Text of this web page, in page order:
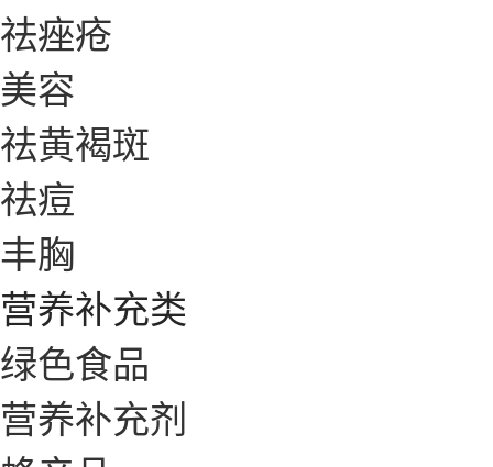
祛痤疮
美容
祛黄褐斑
祛痘
丰胸
营养补充类
绿色食品
营养补充剂